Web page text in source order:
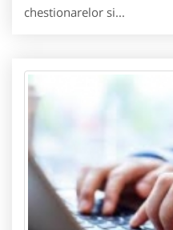
chestionarelor si...